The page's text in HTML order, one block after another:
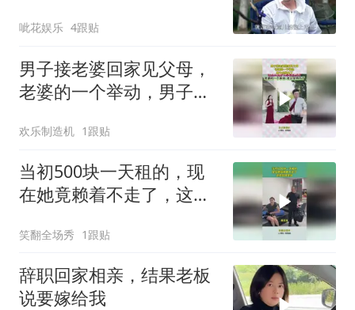
呲花娱乐 4跟贴
男子接老婆回家见父母，
老婆的一个举动，男子全
欢乐制造机 1跟贴
当初500块一天租的，现
在她竟赖着不走了，这可
笑翻全场秀 1跟贴
辞职回家相亲，结果老板
说要嫁给我